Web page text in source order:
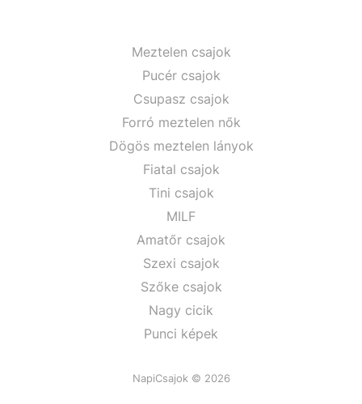
Meztelen csajok
Pucér csajok
Csupasz csajok
Forró meztelen nők
Dögös meztelen lányok
Fiatal csajok
Tini csajok
MILF
Amatőr csajok
Szexi csajok
Szőke csajok
Nagy cicik
Punci képek
NapiCsajok © 2026